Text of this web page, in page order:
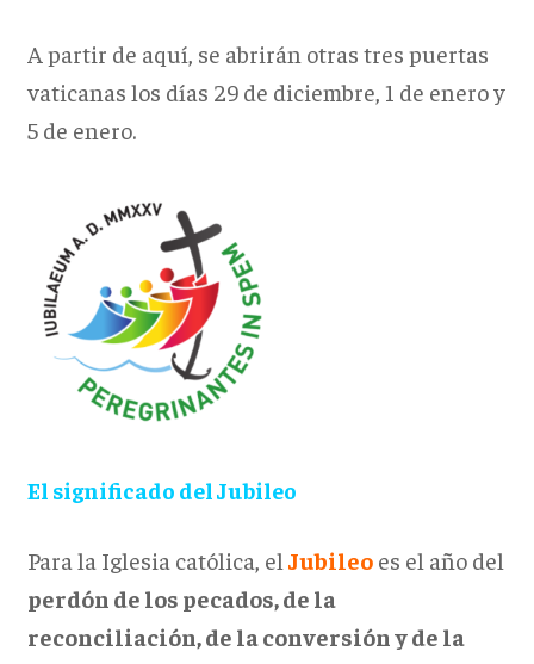
A partir de aquí, se abrirán otras tres puertas
vaticanas los días 29 de diciembre, 1 de enero y
5 de enero.
El significado del Jubileo
Para la Iglesia católica, el Jubileo es el año del
perdón de los pecados, de la
reconciliación, de la conversión y de la